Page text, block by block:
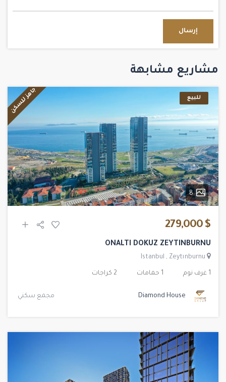
إرسال
مشاريع مشابهة
للبيع جاهز للسكن
8
$ 279,000
ONALTI DOKUZ ZEYTINBURNU
Istanbul , Zeytınburnu
1 غرف نوم 1 حمامات 2 كراجات
Diamond House مجمع سكني